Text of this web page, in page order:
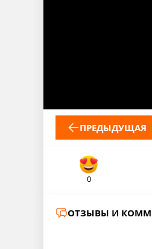
ПРЕДЫДУЩАЯ
0
ОТЗЫВЫ И